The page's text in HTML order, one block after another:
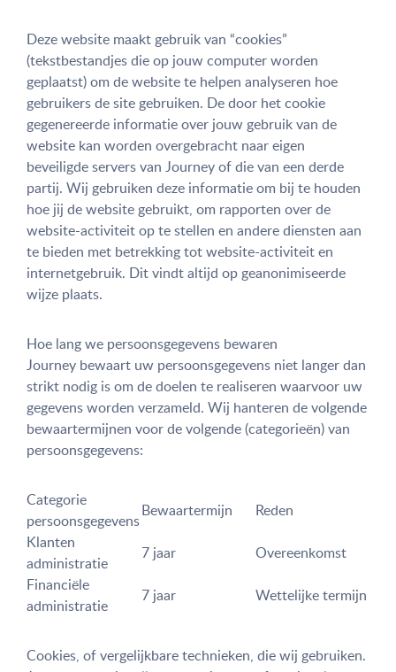
Deze website maakt gebruik van “cookies”
(tekstbestandjes die op jouw computer worden
geplaatst) om de website te helpen analyseren hoe
gebruikers de site gebruiken. De door het cookie
gegenereerde informatie over jouw gebruik van de
website kan worden overgebracht naar eigen
beveiligde servers van Journey of die van een derde
partij. Wij gebruiken deze informatie om bij te houden
hoe jij de website gebruikt, om rapporten over de
website-activiteit op te stellen en andere diensten aan
te bieden met betrekking tot website-activiteit en
internetgebruik. Dit vindt altijd op geanonimiseerde
wijze plaats.
Hoe lang we persoonsgegevens bewaren
Journey bewaart uw persoonsgegevens niet langer dan
strikt nodig is om de doelen te realiseren waarvoor uw
gegevens worden verzameld. Wij hanteren de volgende
bewaartermijnen voor de volgende (categorieën) van
persoonsgegevens:
Categorie
persoonsgegevens
Bewaartermijn
Reden
Klanten
administratie
7 jaar
Overeenkomst
Financiële
administratie
7 jaar Wettelijke termijn
Cookies, of vergelijkbare technieken, die wij gebruiken.